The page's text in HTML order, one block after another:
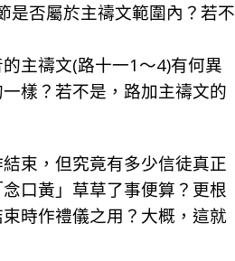
是否屬於主禱文範圍內？若不
主禱文(路十一1～4)有何異
樣？若不是，路加主禱文的
束，但究竟有多少信徒真正
口黃」草草了事便算？更根
時作禮儀之用？大概，這就